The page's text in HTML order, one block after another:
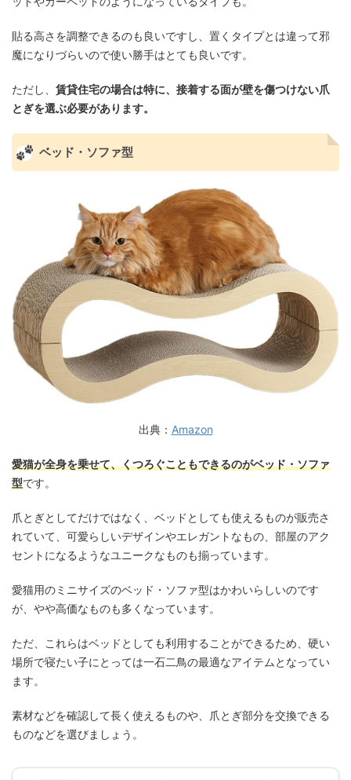
貼る高さを調整できるのも良いですし、置くタイプとは違って邪
魔になりづらいので使い勝手はとても良いです。
ただし、 賃貸住宅の場合は特に、接着する面が壁を傷つけない爪
とぎを選ぶ必要があります。
ベッド・ソファ型
出典： Amazon
愛猫が全身を乗せて、くつろぐこともできるのがベッド・ソファ
型です。
爪とぎとしてだけではなく、ベッドとしても使えるものが販売さ
れていて、可愛らしいデザインやエレガントなもの、部屋のアク
セントになるようなユニークなものも揃っています。
愛猫用のミニサイズのベッド・ソファ型はかわいらしいのです
が、やや高価なものも多くなっています。
ただ、これらはベッドとしても利用することができるため、硬い
場所で寝たい子にとっては一石二鳥の最適なアイテムとなってい
ます。
素材などを確認して長く使えるものや、爪とぎ部分を交換できる
ものなどを選びましょう。